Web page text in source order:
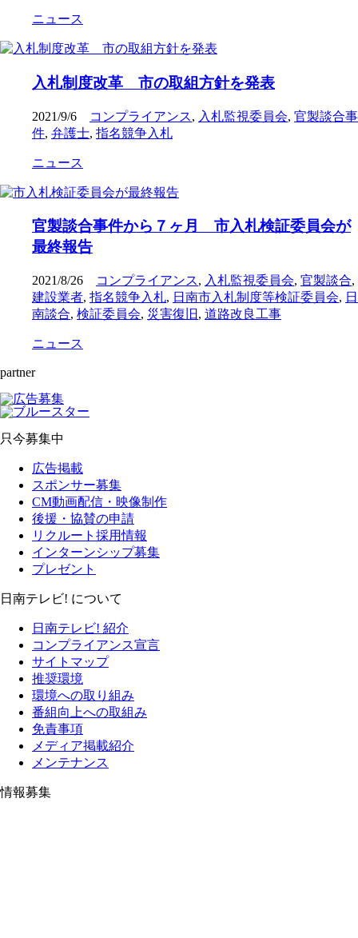
ニュース
入札制度改革 市の取組方針を発表
2021/9/6 コンプライアンス, 入札監視委員会, 官製談合事
件, 弁護士, 指名競争入札
ニュース
官製談合事件から７ヶ月 市入札検証委員会が
最終報告
2021/8/26 コンプライアンス, 入札監視委員会, 官製談合,
建設業者, 指名競争入札, 日南市入札制度等検証委員会, 日
南談合, 検証委員会, 災害復旧 , 道路改良工事
ニュース
partner
只今募集中
広告掲載
スポンサー募集
CM動画配信・映像制作
後援・協賛の申請
リクルート採用情報
インターンシップ募集
プレゼント
日南テレビ! について
日南テレビ! 紹介
コンプライアンス宣言
サイトマップ
推奨環境
環境への取り組み
番組向上への取組み
免責事項
メディア掲載紹介
メンテナンス
情報募集